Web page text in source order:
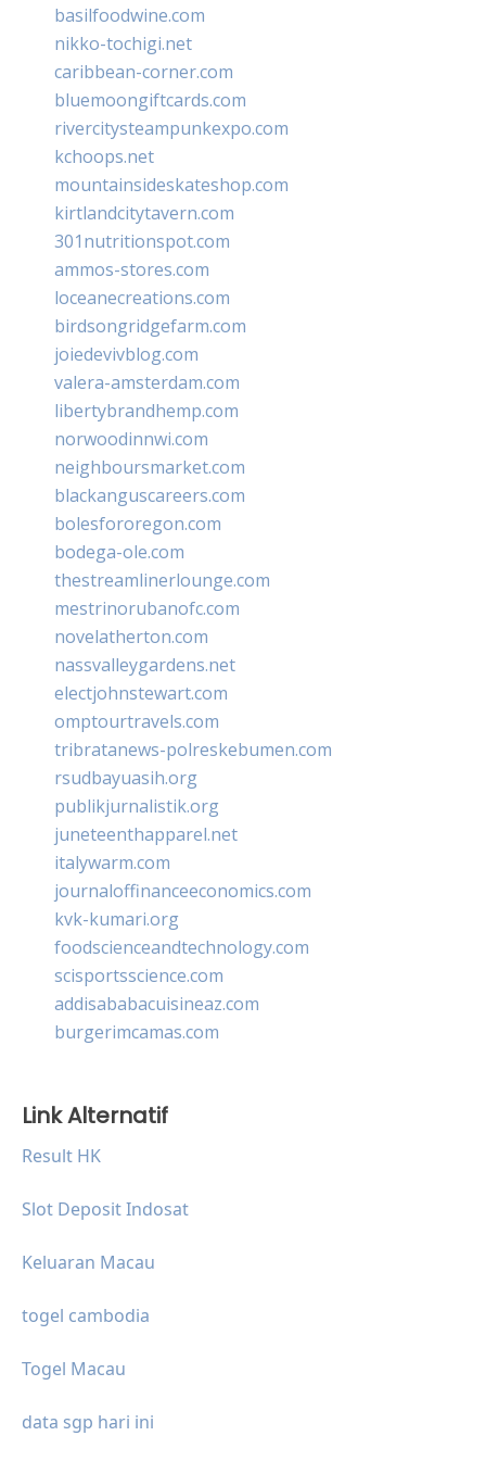
basilfoodwine.com
nikko-tochigi.net
caribbean-corner.com
bluemoongiftcards.com
rivercitysteampunkexpo.com
kchoops.net
mountainsideskateshop.com
kirtlandcitytavern.com
301nutritionspot.com
ammos-stores.com
loceanecreations.com
birdsongridgefarm.com
joiedevivblog.com
valera-amsterdam.com
libertybrandhemp.com
norwoodinnwi.com
neighboursmarket.com
blackanguscareers.com
bolesfororegon.com
bodega-ole.com
thestreamlinerlounge.com
mestrinorubanofc.com
novelatherton.com
nassvalleygardens.net
electjohnstewart.com
omptourtravels.com
tribratanews-polreskebumen.com
rsudbayuasih.org
publikjurnalistik.org
juneteenthapparel.net
italywarm.com
journaloffinanceeconomics.com
kvk-kumari.org
foodscienceandtechnology.com
scisportsscience.com
addisababacuisineaz.com
burgerimcamas.com
Link Alternatif
Result HK
Slot Deposit Indosat
Keluaran Macau
togel cambodia
Togel Macau
data sgp hari ini